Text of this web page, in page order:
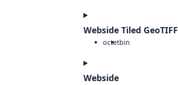
Webside Tiled GeoTIFF
octetbin
Webside